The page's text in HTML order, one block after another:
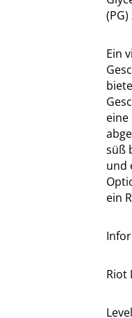
Ein
süß
und
ein
Riot